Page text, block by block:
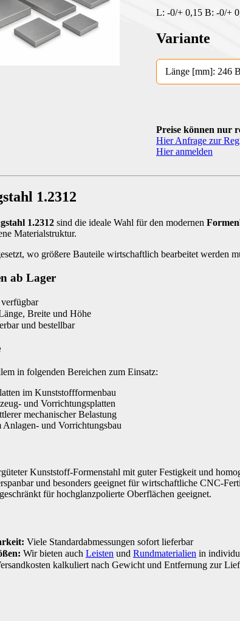
L: -0/+ 0,15 B: -0/+
Variante
Länge [mm]: 246
Preise können nur
Hier Anfrage zur
Hier anmelden
1.2312
1.2312 sind die ideale Wahl für den modernen
Materialstruktur.
wo größere Bauteile wirtschaftlich bearbeitet werden
ab Lager
Breite und Höhe
und bestellbar
in folgenden Bereichen zum Einsatz:
im Kunststoffformenbau
und Vorrichtungsplatten
mechanischer Belastung
und Vorrichtungsbau
Kunststoff-Formenstahl mit guter Festigkeit und
und besonders geeignet für wirtschaftliche CNC-
für hochglanzpolierte Oberflächen geeignet.
Viele Standardabmessungen sofort lieferbar
Wir bieten auch Leisten und Rundmaterialien in
kalkuliert nach Gewicht und Entfernung zur